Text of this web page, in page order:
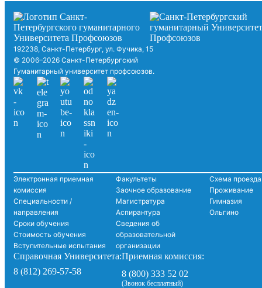
192238, Санкт-Петербург, ул. Фучика, 15
© 2006–2026 Санкт-Петербургский
Гуманитарный университет профсоюзов.
Электронная приемная
комиссия
Специальности /
направления
Сроки обучения
Стоимость обучения
Вступительные испытания
Факультеты
Заочное образование
Магистратура
Аспирантура
Сведения об
образовательной
организации
Схема проезда
Проживание
Гимназия
Ольгино
Справочная Университета:
8 (812) 269-57-58
Приемная комиссия:
8 (800) 333 52 02
(Звонок бесплатный)